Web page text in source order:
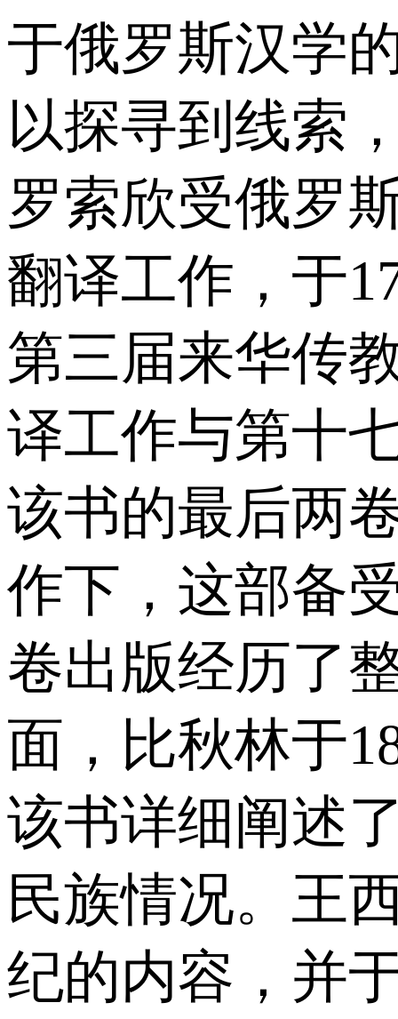
于俄罗斯汉学
以探寻到线索
罗索欣受俄罗
翻译工作，于
第三届来华传
译工作与第十
该书的最后两
作下，这部备
卷出版经历了
面，比秋林于
该书详细阐述
民族情况。王
纪的内容，并